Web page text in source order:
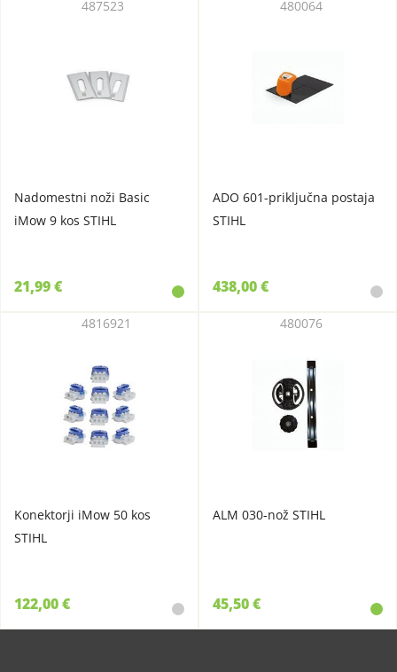
Nadomestni noži Basic
iMow 9 kos STIHL
487523
21,99 €
ADO 601-priključna postaja
STIHL
480064
438,00 €
Konektorji iMow 50 kos
STIHL
4816921
122,00 €
ALM 030-nož STIHL
480076
45,50 €